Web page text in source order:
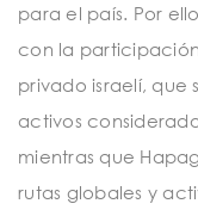
para el país. Por
con la
privado israelí, que
activos
mientras que
rutas globales y